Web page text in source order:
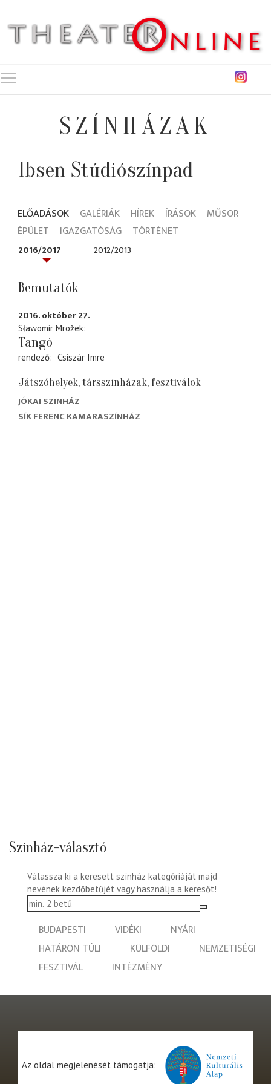
SZÍNHÁZAK
Ibsen Stúdiószínpad
ELŐADÁSOK GALÉRIÁK HÍREK ÍRÁSOK
MŰSOR
ÉPÜLET
IGAZGATÓSÁG TÖRTÉNET
2016/2017 2012/2013
Bemutatók
2016. október 27.
Sławomir Mrožek
Tangó
rendező Csiszár Imre
Játszóhelyek, társszínházak, fesztiválok
JÓKAI SZINHÁZ
SÍK FERENC KAMARASZÍNHÁZ
Színház-választó
Válassza ki a keresett színház kategóriáját majd
nevének kezdőbetűjét vagy használja a keresőt!
BUDAPESTI VIDÉKI
NYÁRI
HATÁRON TÚLI
KÜLFÖLDI
NEMZETISÉGI
FESZTIVÁL
INTÉZMÉNY
Az oldal megjelenését támogatja: